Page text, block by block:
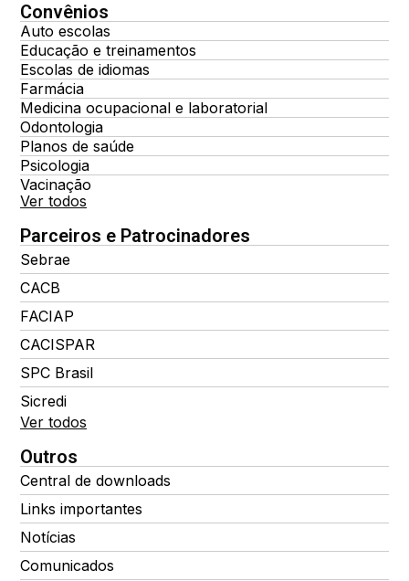
Convênios
Auto escolas
Educação e treinamentos
Escolas de idiomas
Farmácia
Medicina ocupacional e laboratorial
Odontologia
Planos de saúde
Psicologia
Vacinação
Ver todos
Parceiros e Patrocinadores
Sebrae
CACB
FACIAP
CACISPAR
SPC Brasil
Sicredi
Ver todos
Outros
Central de downloads
Links importantes
Notícias
Comunicados